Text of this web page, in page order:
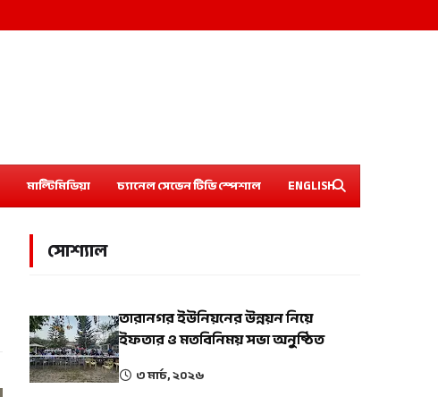
মাল্টিমিডিয়া চ্যানেল সেভেন টিভি স্পেশাল ENGLISH
সোশ্যাল
তারানগর ইউনিয়নের উন্নয়ন নিয়ে
ইফতার ও মতবিনিময় সভা অনুষ্ঠিত
৩ মার্চ, ২০২৬